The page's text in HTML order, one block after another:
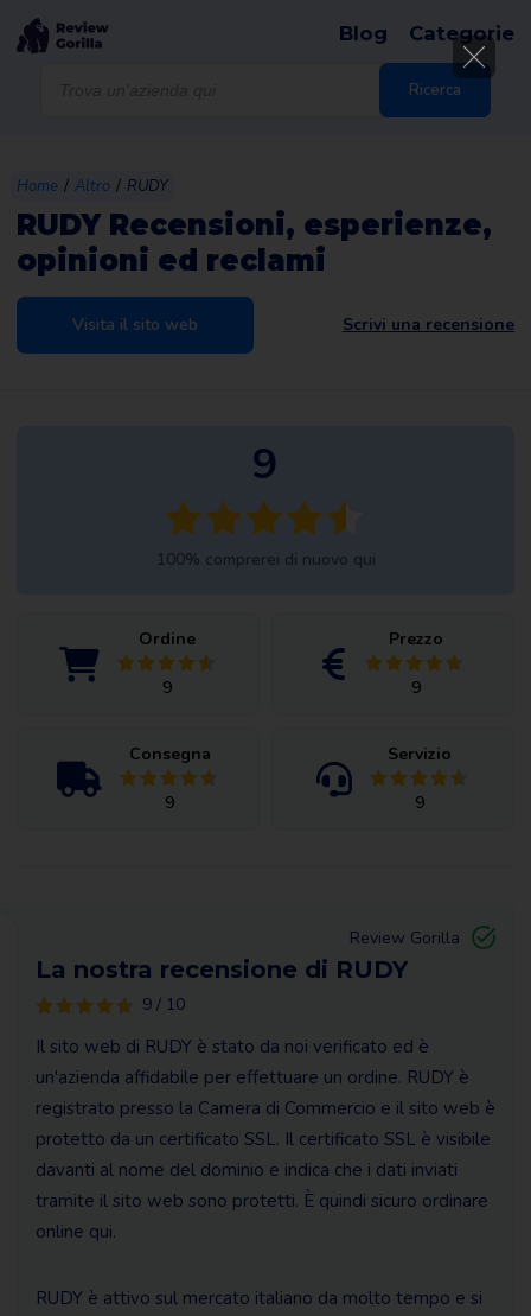
Ricerca
Blog Categorie
Home / Altro / RUDY
RUDY Recensioni, esperienze,
opinioni ed reclami
Visita il sito web Scrivi una recensione
Ordine
9
Prezzo
9
Consegna
9
Servizio
9
9
100% comprerei di nuovo qui
La nostra recensione di RUDY
9 / 10
Review Gorilla
Il sito web di RUDY è stato da noi verificato ed è
un'azienda affidabile per effettuare un ordine. RUDY è
registrato presso la Camera di Commercio e il sito web è
protetto da un certificato SSL. Il certificato SSL è visibile
davanti al nome del dominio e indica che i dati inviati
tramite il sito web sono protetti. È quindi sicuro ordinare
online qui.
RUDY è attivo sul mercato italiano da molto tempo e si